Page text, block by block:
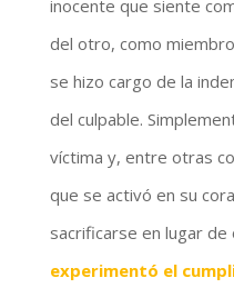
inocente que siente
del otro, como
se hizo cargo de la
del culpable.
víctima y, entre otras
que se activó en su
sacrificarse en lugar
experimentó el